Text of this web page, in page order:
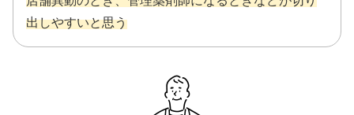
出しやすいと思う